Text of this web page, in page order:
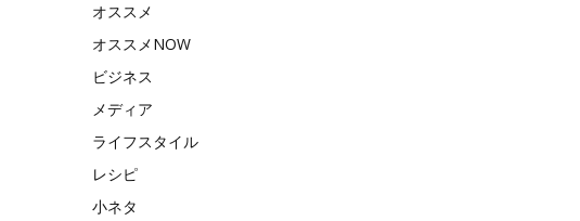
オススメ
オススメNOW
ビジネス
メディア
ライフスタイル
レシピ
小ネタ